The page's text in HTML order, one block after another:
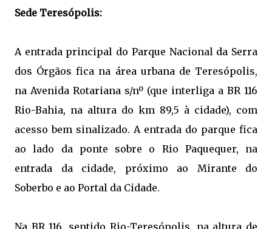
Sede Teresópolis:
A entrada principal do Parque Nacional da Serra
dos Órgãos fica na área urbana de Teresópolis,
na Avenida Rotariana s/nº (que interliga a BR 116
Rio-Bahia, na altura do km 89,5 à cidade), com
acesso bem sinalizado. A entrada do parque fica
ao lado da ponte sobre o Rio Paquequer, na
entrada da cidade, próximo ao Mirante do
Soberbo e ao Portal da Cidade.